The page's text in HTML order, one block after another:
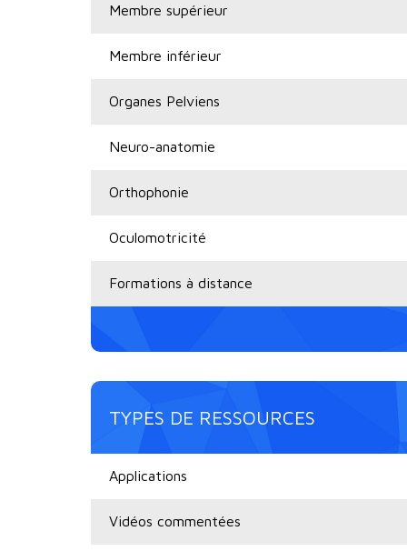
Membre supérieur
Membre inférieur
Organes Pelviens
Neuro-anatomie
Orthophonie
Oculomotricité
Formations à distance
TYPES DE RESSOURCES
Applications
Vidéos commentées